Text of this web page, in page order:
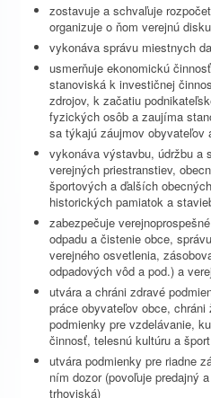
zostavuje a schvaľuje
organizuje o ňom verejnú
vykonáva správu miestnych
usmerňuje ekonomickú
stanoviská k investičnej
zdrojov, k začatiu
fyzických osôb a zaujíma
sa týkajú záujmov obyvateľov
vykonáva výstavbu, údržbu a
verejných priestranstiev,
športových a ďalších
historických pamiatok a
zabezpečuje
odpadu a čistenie obce,
verejného osvetlenia,
odpadových vôd a pod.) a
utvára a chráni zdravé
práce obyvateľov obce,
podmienky pre vzdelávanie,
činnosť, telesnú kultúru a šport
utvára podmienky pre riadne
ním dozor (povoľuje predajný
trhoviská)